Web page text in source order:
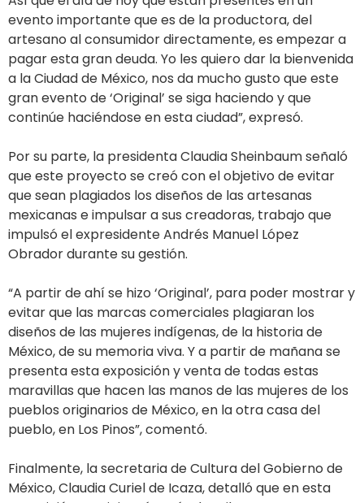
evento importante que es de la productora, del
artesano al consumidor directamente, es empezar a
pagar esta gran deuda. Yo les quiero dar la bienvenida
a la Ciudad de México, nos da mucho gusto que este
gran evento de ‘Original’ se siga haciendo y que
continúe haciéndose en esta ciudad”, expresó.
Por su parte, la presidenta Claudia Sheinbaum señaló
que este proyecto se creó con el objetivo de evitar
que sean plagiados los diseños de las artesanas
mexicanas e impulsar a sus creadoras, trabajo que
impulsó el expresidente Andrés Manuel López
Obrador durante su gestión.
“A partir de ahí se hizo ‘Original’, para poder mostrar y
evitar que las marcas comerciales plagiaran los
diseños de las mujeres indígenas, de la historia de
México, de su memoria viva. Y a partir de mañana se
presenta esta exposición y venta de todas estas
maravillas que hacen las manos de las mujeres de los
pueblos originarios de México, en la otra casa del
pueblo, en Los Pinos”, comentó.
Finalmente, la secretaria de Cultura del Gobierno de
México, Claudia Curiel de Icaza, detalló que en esta